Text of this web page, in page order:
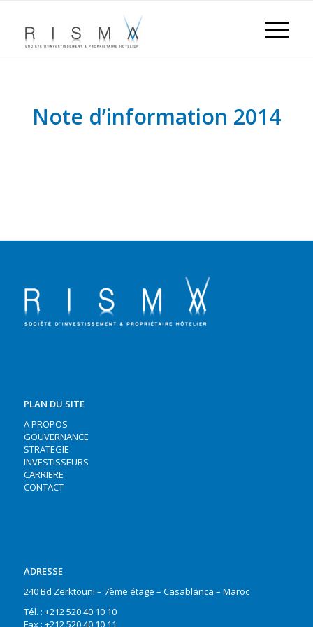
Note d’information 2014
PLAN DU SITE
A PROPOS
GOUVERNANCE
STRATEGIE
INVESTISSEURS
CARRIERE
CONTACT
ADRESSE
240 Bd Zerktouni – 7ème étage – Casablanca – Maroc
Tél. : +212 520 40 10 10
Fax : +212 520 40 10 11